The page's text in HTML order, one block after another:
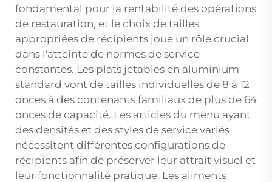
fondamental pour la rentabilité des opérations
de restauration, et le choix de tailles
appropriées de récipients joue un rôle crucial
dans l'atteinte de normes de service
constantes. Les plats jetables en aluminium
standard vont de tailles individuelles de 8 à 12
onces à des contenants familiaux de plus de 64
onces de capacité. Les articles du menu ayant
des densités et des styles de service variés
nécessitent différentes configurations de
récipients afin de préserver leur attrait visuel et
leur fonctionnalité pratique. Les aliments